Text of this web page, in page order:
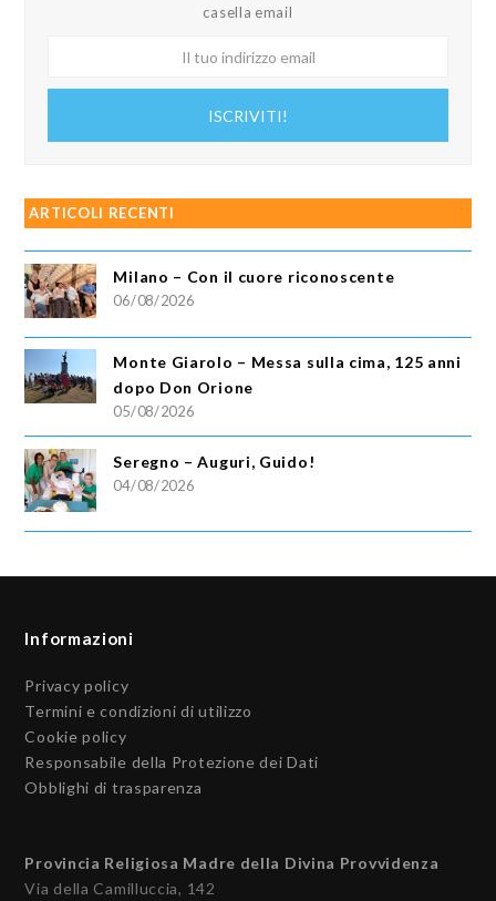
casella email
ISCRIVITI!
ARTICOLI RECENTI
Milano – Con il cuore riconoscente
06/08/2026
Monte Giarolo – Messa sulla cima, 125 anni
dopo Don Orione
05/08/2026
Seregno – Auguri, Guido!
04/08/2026
Informazioni
Privacy policy
Termini e condizioni di utilizzo
Cookie policy
Responsabile della Protezione dei Dati
Obblighi di trasparenza
Provincia Religiosa Madre della Divina Provvidenza
Via della Camilluccia, 142